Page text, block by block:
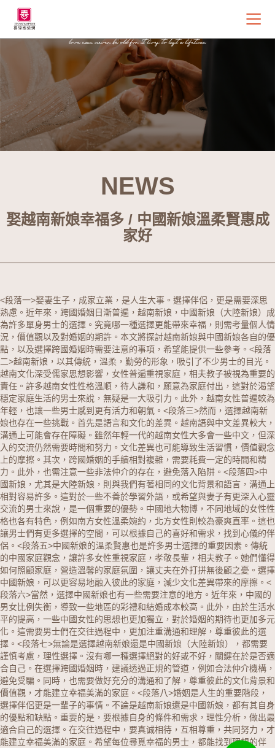
NEWS
娶越南新娘幸福多 / 中國新娘溫柔賢惠成
家好
<段落一>娶妻生子，成家立業，是人生大事。選擇伴侶，更是需要深思
熟慮。近年來，跨國婚姻日漸普遍， 越南新娘 ， 中國新娘 （大陸新娘）成
為許多單身男士的選擇。究竟哪一種選擇更能帶來幸福，則需考量個人情
況，價值觀以及對婚姻的期許。本文將探討越南新娘與中國新娘各自的優
點，以及選擇跨國婚姻時需要注意的事項，希望能提供一些參考。 <段落
二>越南新娘，以其傳統，溫柔，勤勞的形象，吸引了不少男士的目光。
越南文化深受儒家思想影響，女性普遍重視家庭，相夫教子被視為重要的
責任。許多越南女性性格溫順，待人謙和，願意為家庭付出，這對於渴望
穩定家庭生活的男士來說，無疑是一大吸引力。此外，越南女性普遍較為
年輕，也讓一些男士感到更有活力和朝氣。 <段落三>然而，選擇越南新
娘也存在一些挑戰。首先是語言和文化的差異。越南語與中文差異較大，
溝通上可能會存在障礙。雖然年輕一代的越南女性大多會一些中文，但深
入的交流仍然需要時間和努力。文化差異也可能導致生活習慣，價值觀念
上的摩擦。其次，跨國婚姻的手續相對複雜，需要耗費一定的時間和精
力。此外，也需注意一些非法仲介的存在，避免落入陷阱。 <段落四>中
國新娘，尤其是大陸新娘，則與我們有著相同的文化背景和語言，溝通上
相對容易許多。這對於一些不善於學習外語，或希望與妻子有更深入心靈
交流的男士來說，是一個重要的優勢。中國地大物博，不同地域的女性性
格也各有特色，例如南方女性溫柔婉約，北方女性則較為豪爽直率。這也
讓男士們有更多選擇的空間，可以根據自己的喜好和需求，找到心儀的伴
侶。 <段落五>中國新娘的溫柔賢惠也是許多男士選擇的重要因素。傳統
的中國家庭觀念，讓許多女性重視家庭，孝敬長輩，相夫教子。她們懂得
如何照顧家庭，營造溫馨的家庭氛圍，讓丈夫在外打拼無後顧之憂。選擇
中國新娘，可以更容易地融入彼此的家庭，減少文化差異帶來的摩擦。 <
段落六>當然，選擇中國新娘也有一些需要注意的地方。近年來，中國的
男女比例失衡，導致一些地區的彩禮和結婚成本較高。此外，由於生活水
平的提高，一些中國女性的思想也更加獨立，對於婚姻的期待也更加多元
化。這需要男士們在交往過程中，更加注重溝通和理解，尊重彼此的選
擇。 <段落七>無論是選擇越南新娘還是中國新娘（大陸新娘），都需要
謹慎考慮，理性選擇。沒有哪一種選擇絕對的好或不好，關鍵在於是否適
合自己。在選擇跨國婚姻時，建議透過正規的管道，例如合法仲介機構，
避免受騙。同時，也需要做好充分的溝通和了解，尊重彼此的文化背景和
價值觀，才能建立幸福美滿的家庭。 <段落八>婚姻是人生的重要階段，
選擇伴侶更是一輩子的事情。不論是越南新娘還是中國新娘，都有其自身
的優點和缺點。重要的是，要根據自身的條件和需求，理性分析，做出最
適合自己的選擇。在交往過程中，要真诚相待，互相尊重，共同努力，才
能建立幸福美滿的家庭。希望每位尋覓幸福的男士，都能找到理想的伴